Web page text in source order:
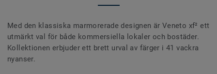
Med den klassiska marmorerade designen är Veneto xf² ett
utmärkt val för både kommersiella lokaler och bostäder.
Kollektionen erbjuder ett brett urval av färger i 41 vackra
nyanser.